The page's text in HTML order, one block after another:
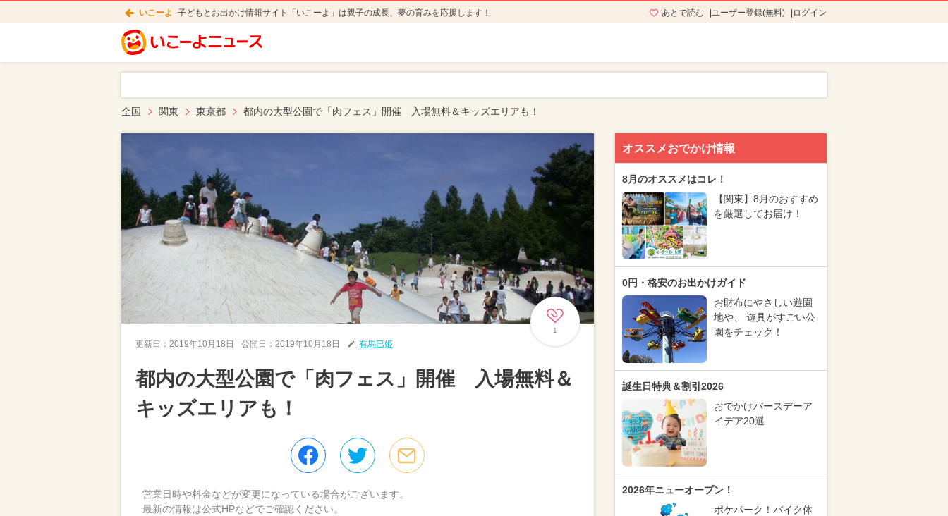
いこーよ 子どもとお出かけ情報サイト「いこーよ」は親子の成長、夢の育みを応援します！ あとで読む ユーザー登録(無料) ログイン
全国 関東 東京都 都内の大型公園で「肉フェス」開催 入場無料＆キッズエリアも！
1
更新日： 2019年10月18日 公開日： 2019年10月18日 有馬巳姫
都内の大型公園で「肉フェス」開催 入場無料＆
キッズエリアも！
営業日時や料金などが変更になっている場合がございます。
最新の情報は公式HPなどでご確認ください。
オススメおでかけ情報
8月のオススメはコレ！
【関東】8月のおすすめ
を厳選してお届け！
0円・格安のお出かけガイド
お財布にやさしい遊園
地や、 遊具がすごい公
園をチェック！
誕生日特典＆割引2026
おでかけバースデーア
イデア20選
2026年ニューオープン！
ポケパーク！バイク体